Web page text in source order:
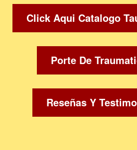
Click Aqui Catalogo
Porte De
Reseñas Y